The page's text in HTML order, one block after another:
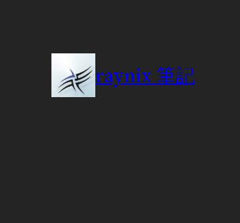
raynix 筆記